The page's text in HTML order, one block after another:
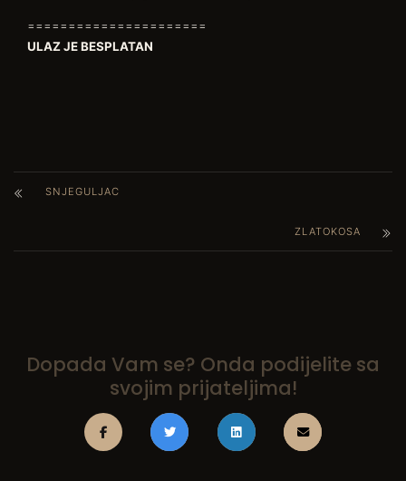
======================
ULAZ JE BESPLATAN
SNJEGULJAC
ZLATOKOSA
Dopada Vam se? Onda podijelite sa
svojim prijateljima!